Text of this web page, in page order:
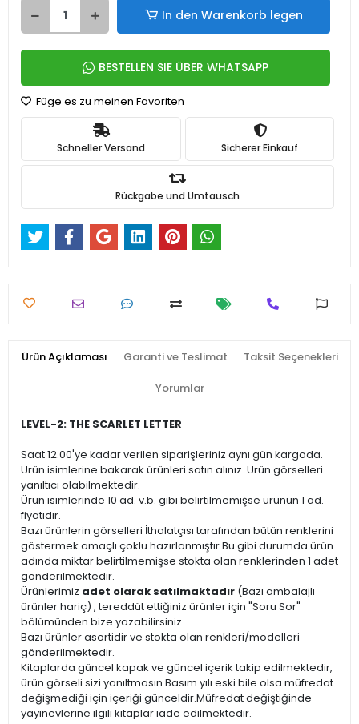
In den Warenkorb legen
BESTELLEN SIE ÜBER WHATSAPP
Füge es zu meinen Favoriten
Schneller Versand Sicherer Einkauf
Rückgabe und Umtausch
Ürün Açıklaması Garanti ve Teslimat Taksit Seçenekleri
Yorumlar
LEVEL-2: THE SCARLET LETTER
Saat 12.00'ye kadar verilen siparişleriniz aynı gün kargoda.
Ürün isimlerine bakarak ürünleri satın alınız. Ürün görselleri
yanıltıcı olabilmektedir.
Ürün isimlerinde 10 ad. v.b. gibi belirtilmemişse ürünün 1 ad.
fiyatıdır.
Bazı ürünlerin görselleri İthalatçısı tarafından bütün renklerini
göstermek amaçlı çoklu hazırlanmıştır.Bu gibi durumda ürün
adında miktar belirtilmemişse stokta olan renklerinden 1 adet
gönderilmektedir.
Ürünlerimiz adet olarak satılmaktadır (Bazı ambalajlı
ürünler hariç) , tereddüt ettiğiniz ürünler için "Soru Sor"
bölümünden bize yazabilirsiniz.
Bazı ürünler asortidir ve stokta olan renkleri/modelleri
gönderilmektedir.
Kitaplarda güncel kapak ve güncel içerik takip edilmektedir,
ürün görseli sizi yanıltmasın.Basım yılı eski bile olsa müfredat
değişmediği için içeriği günceldir.Müfredat değiştiğinde
yayınevlerine ilgili kitaplar iade edilmektedir.